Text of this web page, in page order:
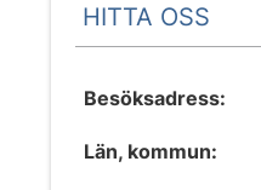
HITTA OSS
Besöksadress:
Län, kommun: